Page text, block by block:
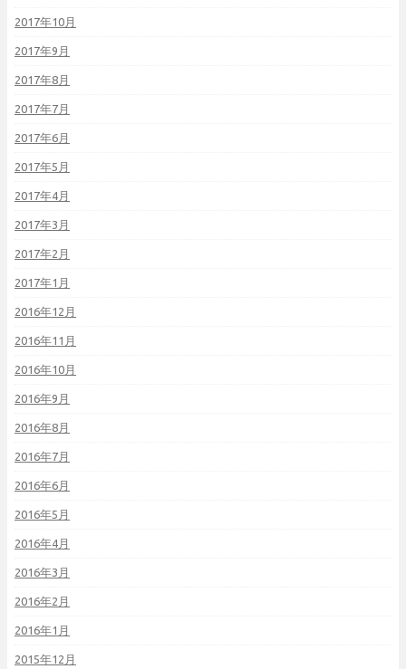
2017年10月
2017年9月
2017年8月
2017年7月
2017年6月
2017年5月
2017年4月
2017年3月
2017年2月
2017年1月
2016年12月
2016年11月
2016年10月
2016年9月
2016年8月
2016年7月
2016年6月
2016年5月
2016年4月
2016年3月
2016年2月
2016年1月
2015年12月